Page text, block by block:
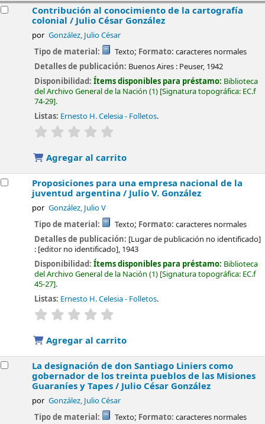
Contribución al conocimiento de la cartografía
colonial / Julio César González
por González, Julio César
Tipo de material: Texto; Formato: caracteres normales
Detalles de publicación: Buenos Aires : Peuser, 1942
Disponibilidad:Ítems disponibles para préstamo: Biblioteca
del Archivo General de la Nación (1) Signatura topográfica: EC.f
74-29 .
Listas: Ernesto H. Celesia - Folletos.
valoración
Agregar al carrito
Proposiciones para una empresa nacional de la
juventud argentina / Julio V. González
por González, Julio V
Tipo de material: Texto; Formato: caracteres normales
Detalles de publicación: [Lugar de publicación no identificado]
: [editor no identificado], 1943
Disponibilidad:Ítems disponibles para préstamo: Biblioteca
del Archivo General de la Nación (1) Signatura topográfica: EC.f
45-27 .
Listas: Ernesto H. Celesia - Folletos.
valoración
Agregar al carrito
La designación de don Santiago Liniers como
gobernador de los treinta pueblos de las Misiones
Guaraníes y Tapes / Julio César González
por González, Julio César
Tipo de material: Texto; Formato: caracteres normales